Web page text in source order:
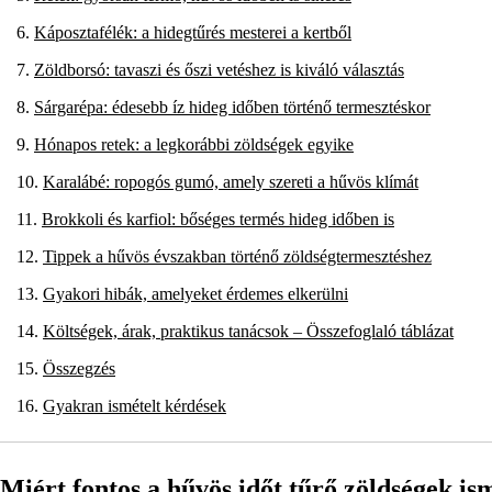
Káposztafélék: a hidegtűrés mesterei a kertből
Zöldborsó: tavaszi és őszi vetéshez is kiváló választás
Sárgarépa: édesebb íz hideg időben történő termesztéskor
Hónapos retek: a legkorábbi zöldségek egyike
Karalábé: ropogós gumó, amely szereti a hűvös klímát
Brokkoli és karfiol: bőséges termés hideg időben is
Tippek a hűvös évszakban történő zöldségtermesztéshez
Gyakori hibák, amelyeket érdemes elkerülni
Költségek, árak, praktikus tanácsok – Összefoglaló táblázat
Összegzés
Gyakran ismételt kérdések